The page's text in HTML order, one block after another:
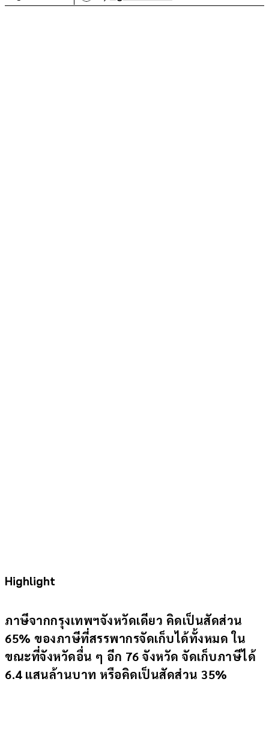
Highlight
ภาษีจากกรุงเทพฯจังหวัดเดียว คิดเป็นสัดส่วน
65% ของภาษีที่สรรพากรจัดเก็บได้ทั้งหมด ใน
ขณะที่จังหวัดอื่น ๆ อีก 76 จังหวัด จัดเก็บภาษีได้
6.4 แสนล้านบาท หรือคิดเป็นสัดส่วน 35%